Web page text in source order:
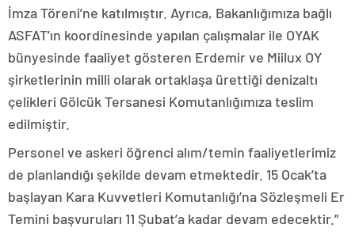
İmza Töreni’ne katılmıştır. Ayrıca, Bakanlığımıza bağlı
ASFAT’ın koordinesinde yapılan çalışmalar ile OYAK
bünyesinde faaliyet gösteren Erdemir ve Miilux OY
şirketlerinin milli olarak ortaklaşa ürettiği denizaltı
çelikleri Gölcük Tersanesi Komutanlığımıza teslim
edilmiştir.
Personel ve askeri öğrenci alım/temin faaliyetlerimiz
de planlandığı şekilde devam etmektedir. 15 Ocak’ta
başlayan Kara Kuvvetleri Komutanlığı’na Sözleşmeli Er
Temini başvuruları 11 Şubat’a kadar devam edecektir.”